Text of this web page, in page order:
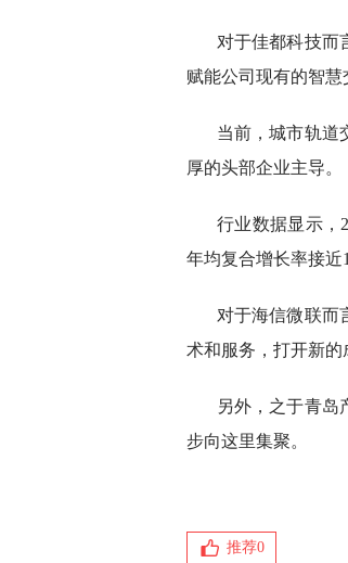
对于佳都科技而
赋能公司现有的智慧
当前，城市轨道
厚的头部企业主导。
行业数据显示，
年均复合增长率接近
对于海信微联而
术和服务，打开新的
另外，之于青岛
步向这里集聚。
推荐0